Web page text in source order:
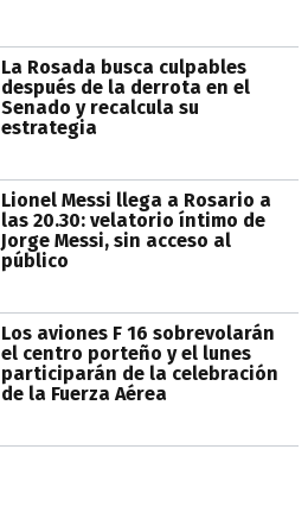
La Rosada busca culpables
después de la derrota en el
Senado y recalcula su
estrategia
Lionel Messi llega a Rosario a
las 20.30: velatorio íntimo de
Jorge Messi, sin acceso al
público
Los aviones F 16 sobrevolarán
el centro porteño y el lunes
participarán de la celebración
de la Fuerza Aérea